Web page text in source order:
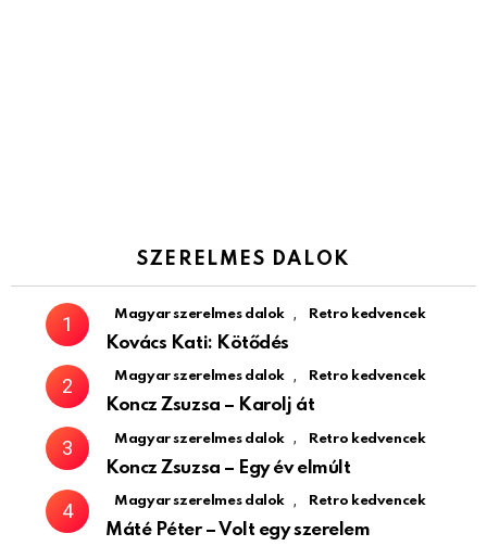
SZERELMES DALOK
Magyar szerelmes dalok , Retro kedvencek
Kovács Kati: Kötődés
Magyar szerelmes dalok , Retro kedvencek
Koncz Zsuzsa – Karolj át
Magyar szerelmes dalok , Retro kedvencek
Koncz Zsuzsa – Egy év elmúlt
Magyar szerelmes dalok , Retro kedvencek
Máté Péter – Volt egy szerelem